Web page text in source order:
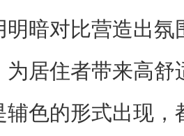
明暗对比营造出
为居住者带来高
辅色的形式出现